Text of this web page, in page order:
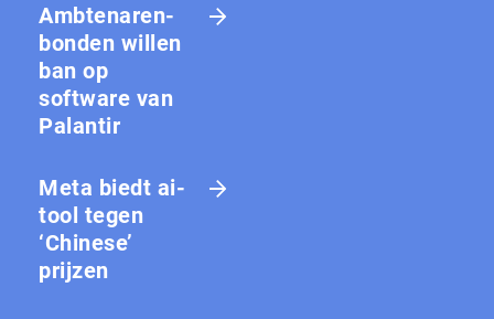
Amb­te­na­ren­
bon­den willen
ban op
software van
Palantir
Meta biedt ai-
tool tegen
‘Chinese’
prijzen